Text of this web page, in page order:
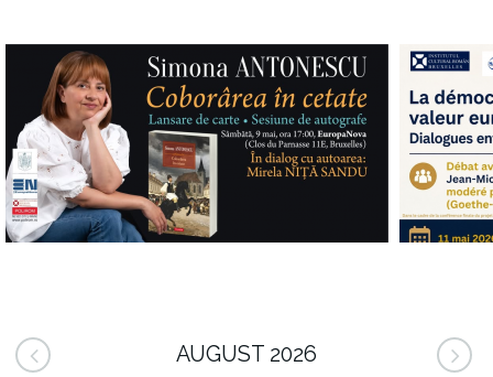
AUGUST 2026